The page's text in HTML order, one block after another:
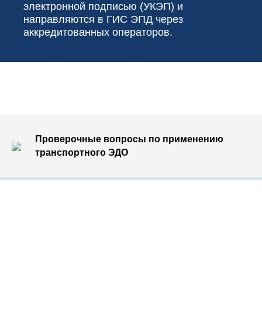
электронной подписью (УКЭП) и
направляются в ГИС ЭПД через
аккредитованных операторов.
Проверочные вопросы по применению
транспортного ЭДО